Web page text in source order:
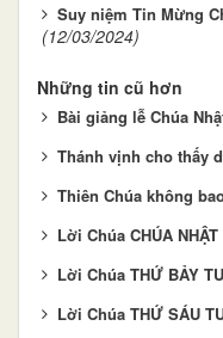
Suy niệm Tin Mừng
(12/03/2024)
Những tin cũ hơn
Bài giảng lễ Chúa
Thánh vịnh cho thấy
Thiên Chúa không
Lời Chúa CHÚA
Lời Chúa THỨ BẢY
Lời Chúa THỨ SÁU